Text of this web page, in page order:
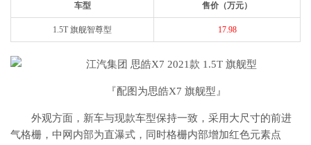
车型 售价（万元）
1.5T 旗舰智尊型 17.98
『配图为思皓X7 旗舰型』
外观方面，新车与现款车型保持一致，采用大尺寸的前进
气格栅，中网内部为直瀑式，同时格栅内部增加红色元素点